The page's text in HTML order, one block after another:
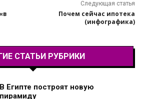
Следующая статья
Почем сейчас ипотека
(инфографика)
СТАТЬИ РУБРИКИ
В Египте построят новую
пирамиду